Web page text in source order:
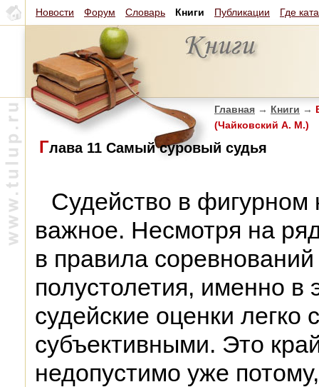
Новости Форум Словарь Книги Публикации Где
Главная → Книги →
(Чайковский А. М.)
Глава 11 Самый суровый судья
Судейство в
важное. Несмотря на
в правила
полустолетия, именно в
судейские оценки легко
субъективными. Это
недопустимо уже